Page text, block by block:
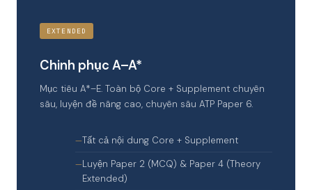
EXTENDED
Chinh phục A–A*
Mục tiêu A*–E. Toàn bộ Core + Supplement chuyên
sâu, luyện đề nâng cao, chuyên sâu ATP Paper 6.
Tất cả nội dung Core + Supplement
Luyện Paper 2 (MCQ) & Paper 4 (Theory
Extended)